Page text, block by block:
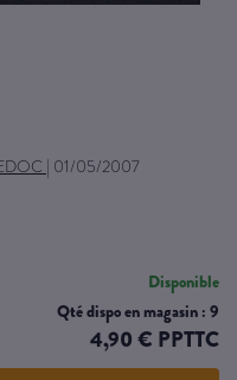
01/05/2007
Disponible
Qté dispo en magasin : 9
4,90 € PPTTC